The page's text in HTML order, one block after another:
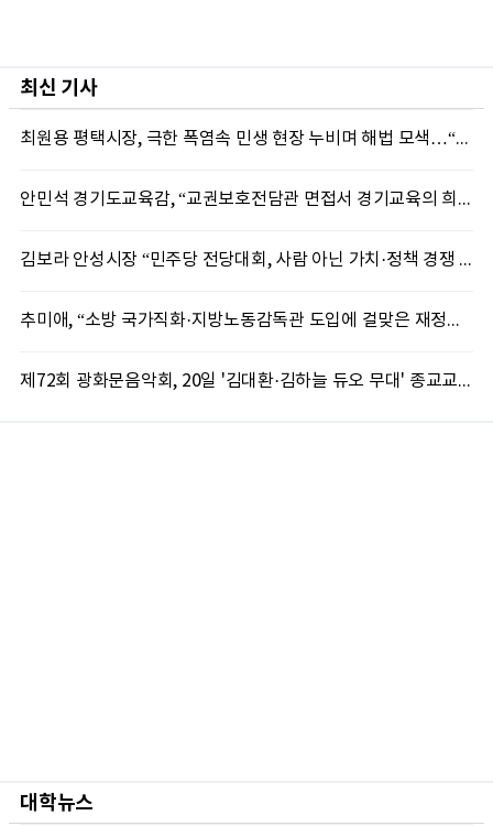
최신 기사
최원용 평택시장, 극한 폭염속 민생 현장 누비며 해법 모색…“현장에 답 있다”
안민석 경기도교육감, “교권보호전담관 면접서 경기교육의 희망 봤다”
김보라 안성시장 “민주당 전당대회, 사람 아닌 가치·정책 경쟁 돼야”
추미애, “소방 국가직화·지방노동감독관 도입에 걸맞은 재정체계 완성해야”
제72회 광화문음악회, 20일 '김대환·김하늘 듀오 무대' 종교교회서 무료 개최
대학뉴스